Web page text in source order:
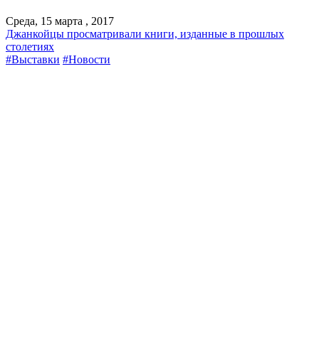
Среда, 15 марта , 2017
Джанкойцы просматривали книги, изданные в прошлых
столетиях
#Выставки #Новости